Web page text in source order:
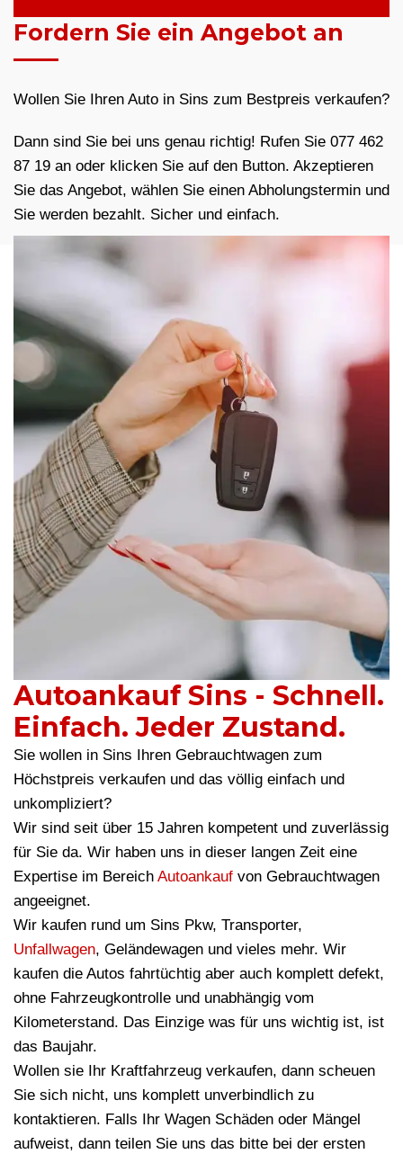
Fordern Sie ein Angebot an
Wollen Sie Ihren Auto in Sins zum Bestpreis verkaufen?
Dann sind Sie bei uns genau richtig! Rufen Sie 077 462
87 19 an oder klicken Sie auf den Button. Akzeptieren
Sie das Angebot, wählen Sie einen Abholungstermin und
Sie werden bezahlt. Sicher und einfach.
Autoankauf Sins - Schnell.
Einfach. Jeder Zustand.
Sie wollen in Sins Ihren Gebrauchtwagen zum
Höchstpreis verkaufen und das völlig einfach und
unkompliziert?
Wir sind seit über 15 Jahren kompetent und zuverlässig
für Sie da. Wir haben uns in dieser langen Zeit eine
Expertise im Bereich Autoankauf von Gebrauchtwagen
angeeignet.
Wir kaufen rund um Sins Pkw, Transporter,
Unfallwagen, Geländewagen und vieles mehr. Wir
kaufen die Autos fahrtüchtig aber auch komplett defekt,
ohne Fahrzeugkontrolle und unabhängig vom
Kilometerstand. Das Einzige was für uns wichtig ist, ist
das Baujahr.
Wollen sie Ihr Kraftfahrzeug verkaufen, dann scheuen
Sie sich nicht, uns komplett unverbindlich zu
kontaktieren. Falls Ihr Wagen Schäden oder Mängel
aufweist, dann teilen Sie uns das bitte bei der ersten